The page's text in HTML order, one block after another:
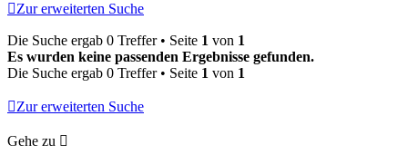
Zur erweiterten Suche
Die Suche ergab 0 Treffer • Seite 1 von 1
Es wurden keine passenden Ergebnisse gefunden.
Die Suche ergab 0 Treffer • Seite 1 von 1
Zur erweiterten Suche
Gehe zu